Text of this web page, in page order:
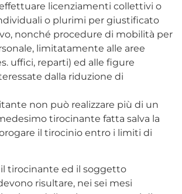
licenziamenti collettivi o
o plurimi per giustificato
nonché procedure di mobilità per
limitatamente alle aree
uffici, reparti) ed alle figure
dalla riduzione di
non può realizzare più di un
tirocinante fatta salva la
il tirocinio entro i limiti di
il tirocinante ed il soggetto
risultare, nei sei mesi